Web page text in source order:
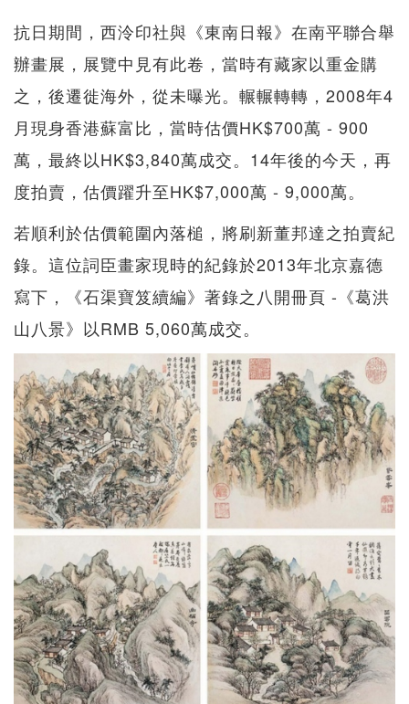
抗日期間，西泠印社與《東南日報》在南平聯合舉
辦畫展，展覽中見有此卷，當時有藏家以重金購
之，後遷徙海外，從未曝光。輾輾轉轉，2008年4
月現身香港蘇富比，當時估價HK$700萬 - 900
萬，最終以HK$3,840萬成交。14年後的今天，再
度拍賣，估價躍升至HK$7,000萬 - 9,000萬。
若順利於估價範圍內落槌，將刷新董邦達之拍賣紀
錄。這位詞臣畫家現時的紀錄於2013年北京嘉德
寫下，《石渠寶笈續編》著錄之八開冊頁 -《葛洪
山八景》以RMB 5,060萬成交。